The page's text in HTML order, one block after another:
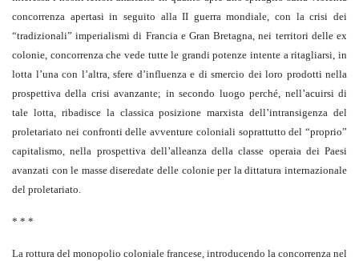
concorrenza apertasi in seguito alla II guerra mondiale, con la crisi dei
“tradizionali” imperialismi di Francia e Gran Bretagna, nei territori delle ex
colonie, concorrenza che vede tutte le grandi potenze intente a ritagliarsi, in
lotta l’una con l’altra, sfere d’influenza e di smercio dei loro prodotti nella
prospettiva della crisi avanzante; in secondo luogo perché, nell’acuirsi di
tale lotta, ribadisce la classica posizione marxista dell’intransigenza del
proletariato nei confronti delle avventure coloniali soprattutto del “proprio”
capitalismo, nella prospettiva dell’alleanza della classe operaia dei Paesi
avanzati con le masse diseredate delle colonie per la dittatura internazionale
del proletariato.
* * *
La rottura del monopolio coloniale francese, introducendo la concorrenza nel